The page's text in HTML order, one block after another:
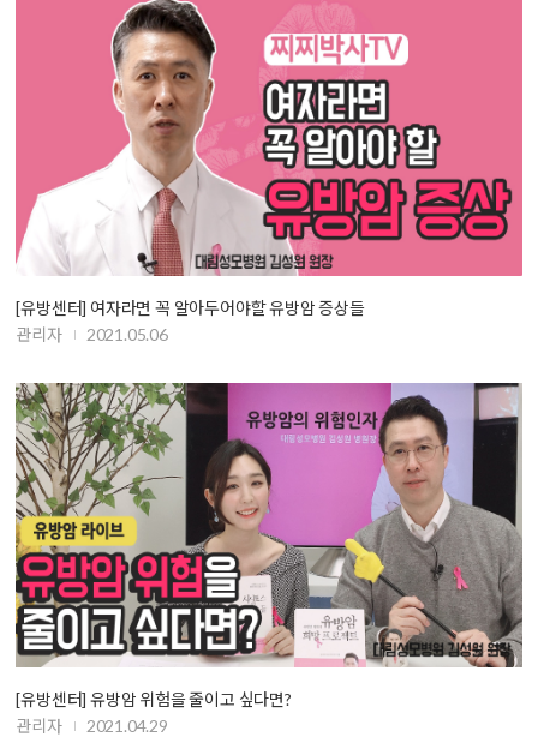
[유방센터] 여자라면 꼭 알아두어야할 유방암 증상들
관리자
2021.05.06
[유방센터] 유방암 위험을 줄이고 싶다면?
관리자
2021.04.29